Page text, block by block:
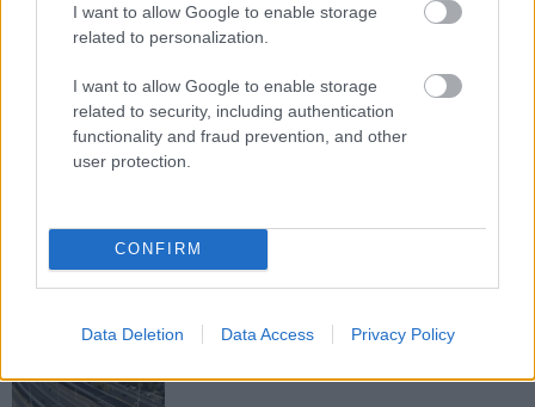
I want to allow Google to enable storage
related to personalization.
I want to allow Google to enable storage
related to security, including authentication
functionality and fraud prevention, and other
user protection.
CONFIRM
Data Deletion Data Access Privacy Policy
csomópont épül Angyalföldön
iskoláját
Látványos építési szakasz indult be a
Flórián téri felüljárón